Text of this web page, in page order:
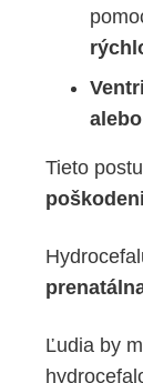
Tieto
Ľudia by